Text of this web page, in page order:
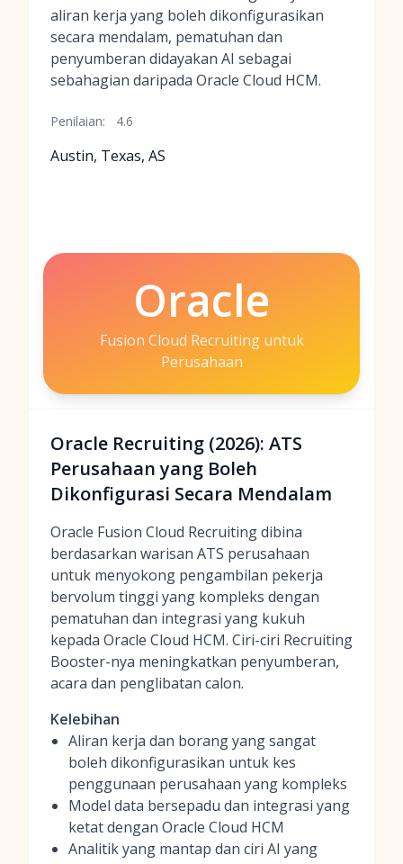
aliran kerja yang boleh dikonfigurasikan
secara mendalam, pematuhan dan
penyumberan didayakan AI sebagai
sebahagian daripada Oracle Cloud HCM.
Penilaian: 4.6
Austin, Texas, AS
Oracle
Fusion Cloud Recruiting untuk
Perusahaan
Oracle Recruiting (2026): ATS
Perusahaan yang Boleh
Dikonfigurasi Secara Mendalam
Oracle Fusion Cloud Recruiting dibina
berdasarkan warisan ATS perusahaan
untuk menyokong pengambilan pekerja
bervolum tinggi yang kompleks dengan
pematuhan dan integrasi yang kukuh
kepada Oracle Cloud HCM. Ciri-ciri Recruiting
Booster-nya meningkatkan penyumberan,
acara dan penglibatan calon.
Kelebihan
Aliran kerja dan borang yang sangat
boleh dikonfigurasikan untuk kes
penggunaan perusahaan yang kompleks
Model data bersepadu dan integrasi yang
ketat dengan Oracle Cloud HCM
Analitik yang mantap dan ciri AI yang